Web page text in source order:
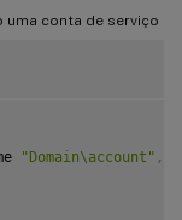
uma conta de serviço
"Domain\account" ,